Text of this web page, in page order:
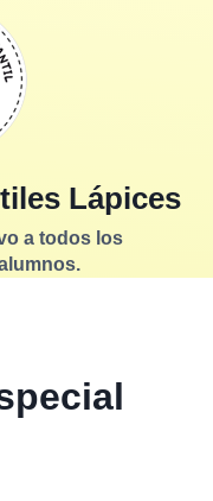
Lápices
a todos los